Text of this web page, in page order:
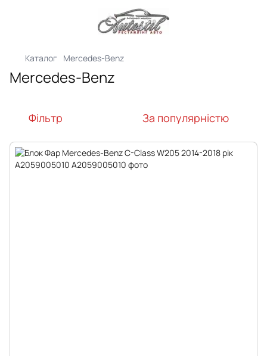
Каталог Mercedes-Benz
Mercedes-Benz
Фільтр За популярністю